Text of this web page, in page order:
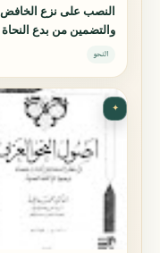
النصب على نزع الخافض
والتضمين من بدع النحاة
والمفسرين
النحو
✦